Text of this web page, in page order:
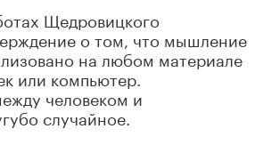
Щедровицкого
о том, что мышление
на любом материале
или компьютер.
человеком и
случайное.